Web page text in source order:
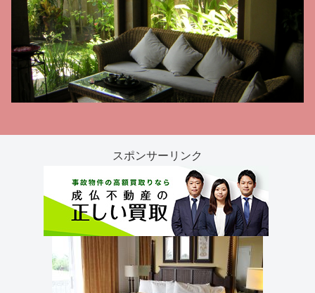
スポンサーリンク